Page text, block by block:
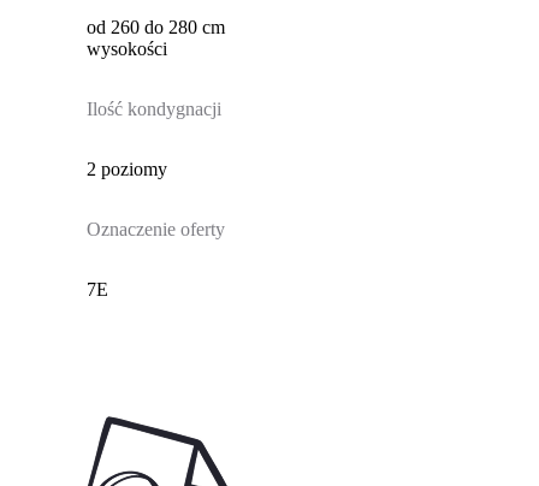
od 260 do 280 cm
wysokości
Ilość kondygnacji
2 poziomy
Oznaczenie oferty
7E